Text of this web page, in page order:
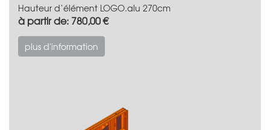
Hauteur d‘élément LOGO.alu 270cm
à partir de: 780,00 €
plus d'information